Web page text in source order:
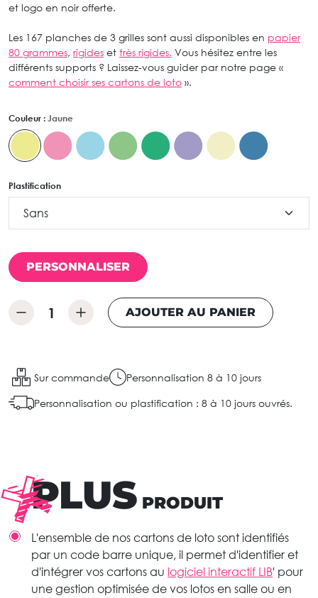
et logo en noir offerte.
Les 167 planches de 3 grilles sont aussi disponibles en papier
80 grammes, rigides et très rigides. Vous hésitez entre les
différents supports ? Laissez-vous guider par notre page «
comment choisir ses cartons de loto ».
Couleur : Jaune
Plastification
PERSONNALISER
AJOUTER AU PANIER
Sur commande Personnalisation 8 à 10 jours
Personnalisation ou plastification : 8 à 10 jours ouvrés.
PLUS PRODUIT
L'ensemble de nos cartons de loto sont identifiés
par un code barre unique, il permet d'identifier et
d'intégrer vos cartons au logiciel interactif LIB' pour
une gestion optimisée de vos lotos en salle ou en